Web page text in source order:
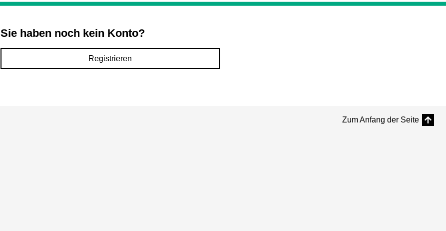
Sie haben noch kein Konto?
Registrieren
Zum Anfang der Seite